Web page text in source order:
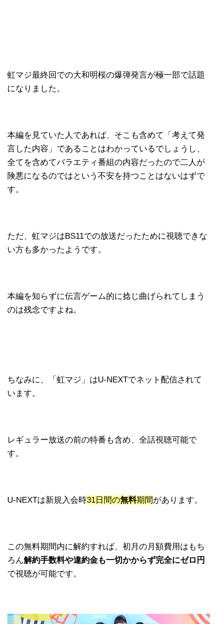
虹マジ最終回での大和明桜の爆弾発言が極一部で話題
になりました。
本編を見ていた人であれば、そこも含めて「考えて発
言した内容」であることはわかっているでしょうし、
全てを含めてバラエティ番組の内容だったので二人が
険悪になるのではという不安を持つことはないはずで
す。
ただ、虹マジはBS11での放送だったために視聴できな
い方も多かったようです。
本編を知らずに伝言ゲーム的に捻じ曲げられてしまう
のは残念ですよね。
ちなみに、「虹マジ」はU-NEXTでネット配信されて
います。
レギュラー放送の前の特番も含め、全話視聴可能で
す。
U-NEXTは新規入会時31日間の無料期間があります。
この無料期間内に解約すれば、初月の月額費用はもち
ろん解約手数料や違約金も一切かからず完全にゼロ円
で視聴が可能です。